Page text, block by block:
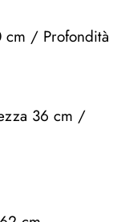
cm / Profondità
36 cm /